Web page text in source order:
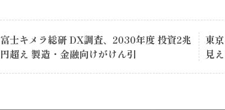
富士キメラ総研 DX調査、2030年度 投資2兆
円超え 製造・金融向けがけん引
東
見